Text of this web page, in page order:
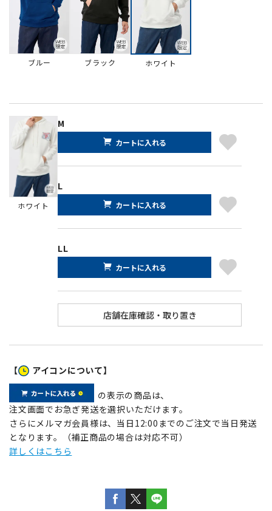
ブルー ブラック ホワイト
ホワイト
M
カートに入れる
L
カートに入れる
LL
カートに入れる
【 アイコンについて】
の表示の商品は、
注文画面でお急ぎ発送を選択いただけます。
さらにメルマガ会員様は、当日12:00までのご注文で当日発送
となります。（補正商品の場合は対応不可）
詳しくはこちら